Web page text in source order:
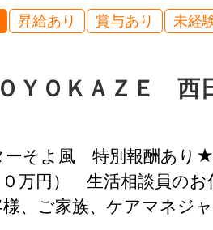
昇給あり 賞与あり 未経
ＹＯＫＡＺＥ 西
ーそよ風 特別報酬あり★
０万円） 生活相談員のお
ご家族、ケアマネジャ